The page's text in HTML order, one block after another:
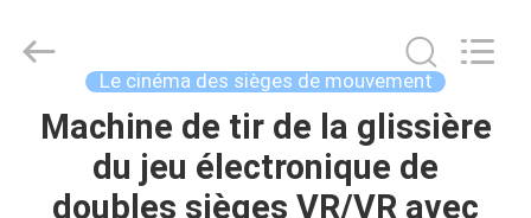
MAISON
DES
Zhuoyuan
Co.,Ltd.
Le cinéma des sièges de mouvement
Machine de tir de la glissière
du jeu électronique de
doubles sièges VR/VR avec